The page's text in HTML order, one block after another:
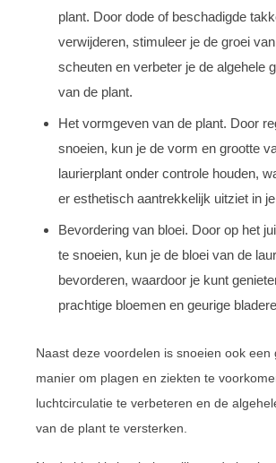
plant. Door dode of beschadigde
verwijderen, stimuleer je de groei
scheuten en verbeter je de algehele
van de plant.
Het vormgeven van de plant. Door
snoeien, kun je de vorm en grootte
laurierplant onder controle houden,
er esthetisch aantrekkelijk uitziet in
Bevordering van bloei. Door op het
te snoeien, kun je de bloei van de
bevorderen, waardoor je kunt
prachtige bloemen en geurige
Naast deze voordelen is snoeien ook een
manier om plagen en ziekten te
luchtcirculatie te verbeteren en de
van de plant te versterken.